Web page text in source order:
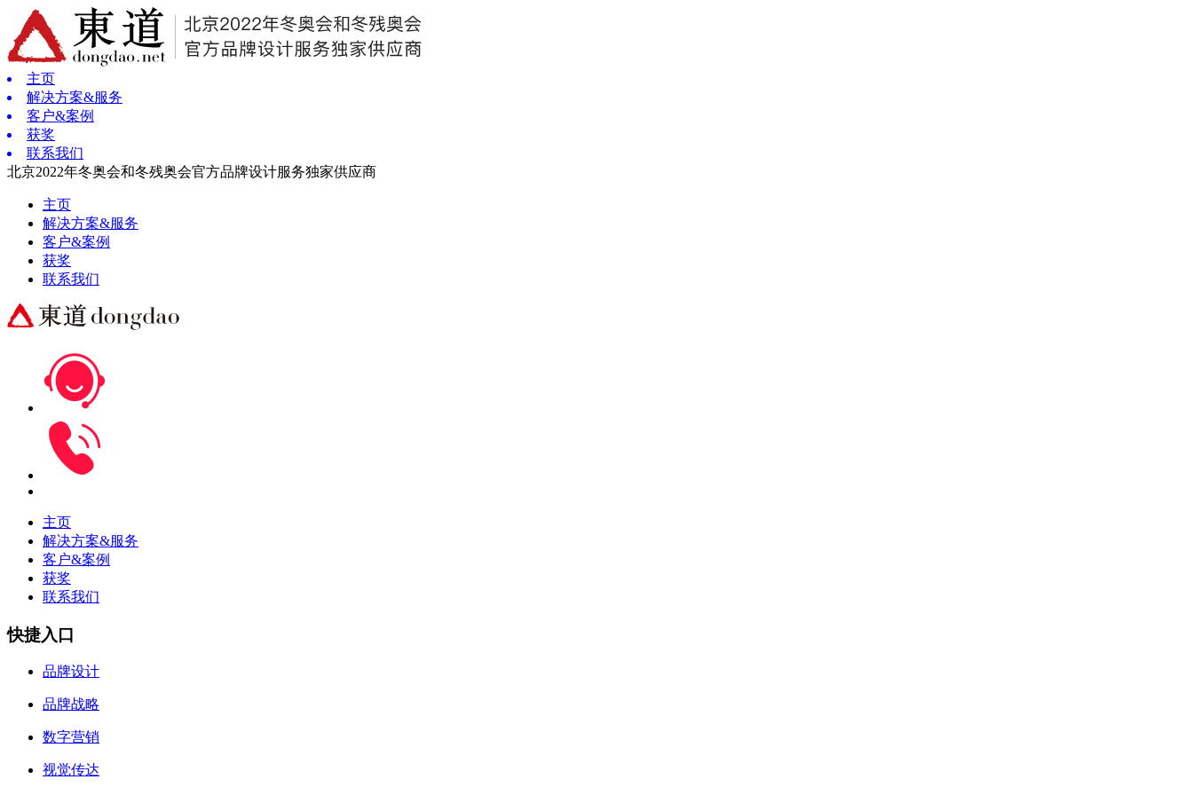
主页
解决方案&服务
客户&案例
获奖
联系我们
北京2022年冬奥会和冬残奥会官方品牌设计服务独家供应商
主页
解决方案&服务
客户&案例
获奖
联系我们
主页
解决方案&服务
客户&案例
获奖
联系我们
快捷入口
品牌设计
品牌战略
数字营销
视觉传达